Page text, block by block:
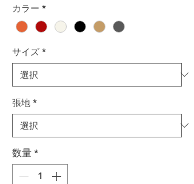
カラー *
サイズ *
張地 *
数量 *